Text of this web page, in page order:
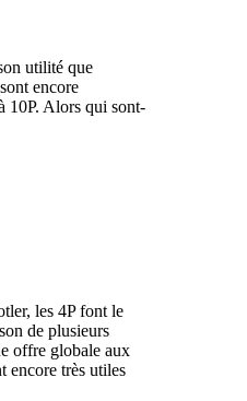
utilité que
encore
10P. Alors qui sont-
les 4P font le
de plusieurs
offre globale aux
encore très utiles